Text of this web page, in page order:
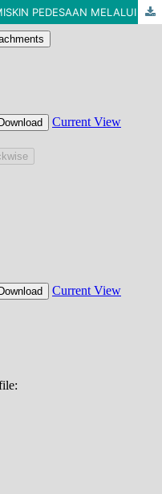
PKM PEMBERDAYAAN REMAJA MISKIN PEDESAAN MELALUI PROGRAM KETERAMPILAN PRODUKTIF DI DESA GUYUNG KECAMATAN GERIH KABUPATEN NGAWI